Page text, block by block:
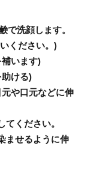
で洗顔します。
ください。)
います)
ける)
や口元などに伸
ください。
ませるように伸